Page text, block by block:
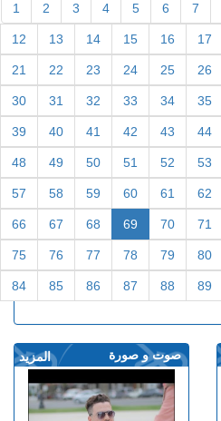
1 2 3 4 5 6 7
12 13 14 15 16 17
21 22 23 24 25 26
30 31 32 33 34 35
39 40 41 42 43 44
48 49 50 51 52 53
57 58 59 60 61 62
66 67 68 69 70 71
75 76 77 78 79 80
84 85 86 87 88 89
المزيد صوت و صورة